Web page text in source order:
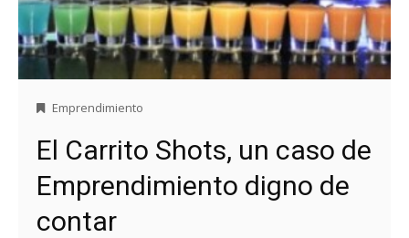
Emprendimiento
El Carrito Shots, un caso de
Emprendimiento digno de
contar